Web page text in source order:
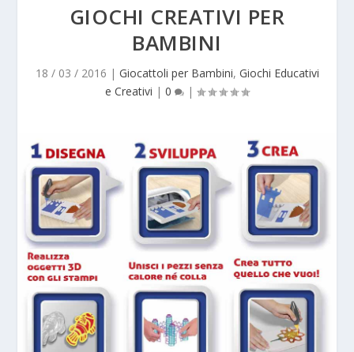
GIOCHI CREATIVI PER
BAMBINI
18 / 03 / 2016 | Giocattoli per Bambini, Giochi Educativi
e Creativi | 0 |